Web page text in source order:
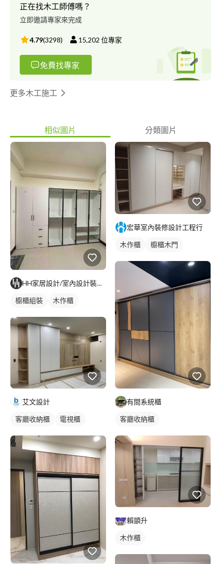
正在找木工師傅嗎？
立即邀請專家來完成
4.79(3298) 15,202 位專家
免費找專家
更多木工施工
相似圖片 分類圖片
HH家居設計/室內設計裝修/代客組裝
櫥櫃組裝 木作櫃
艾文設計
客廳收納櫃 電視櫃
宏華室內裝修設計工程行
木作櫃 櫥櫃木門
有間系統櫃
客廳收納櫃
賴顗升
木作櫃